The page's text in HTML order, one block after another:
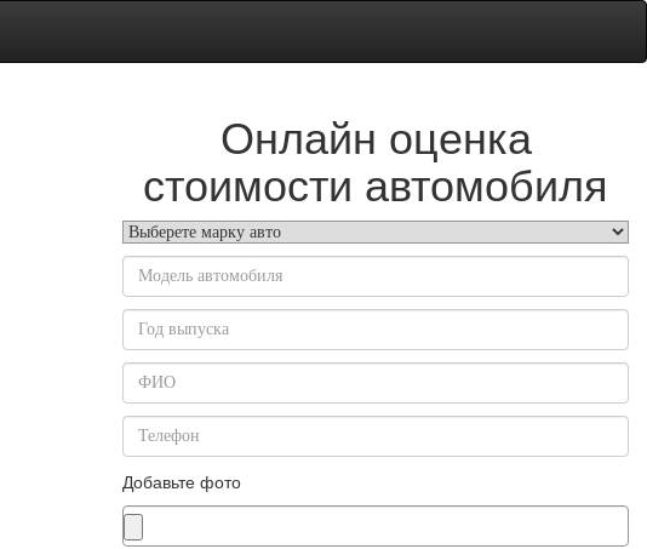
Онлайн оценка
стоимости автомобиля
Добавьте фото